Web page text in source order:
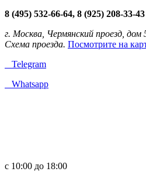
8 (495) 532-66-64, 8 (925) 208-33-43
г. Москва, Чермянский проезд, дом
Схема проезда. Посмотрите на
Telegram
Whatsapp
с 10:00 до 18:00